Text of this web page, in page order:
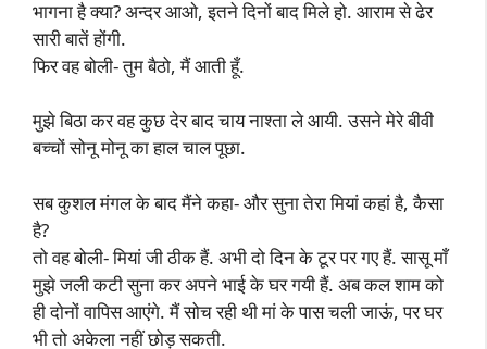
भागना है क्या? अन्दर आओ, इतने दिनों बाद मिले हो. आराम से ढेर
सारी बातें होंगी.
फिर वह बोली- तुम बैठो, मैं आती हूँ.
मुझे बिठा कर वह कुछ देर बाद चाय नाश्ता ले आयी. उसने मेरे बीवी
बच्चों सोनू मोनू का हाल चाल पूछा.
सब कुशल मंगल के बाद मैंने कहा- और सुना तेरा मियां कहां है, कैसा
है?
तो वह बोली- मियां जी ठीक हैं. अभी दो दिन के टूर पर गए हैं. सासू माँ
मुझे जली कटी सुना कर अपने भाई के घर गयी हैं. अब कल शाम को
ही दोनों वापिस आएंगे. मैं सोच रही थी मां के पास चली जाऊं, पर घर
भी तो अकेला नहीं छोड़ सकती.